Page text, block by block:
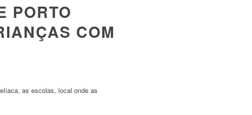
PORTO
COM
as escolas, local onde as